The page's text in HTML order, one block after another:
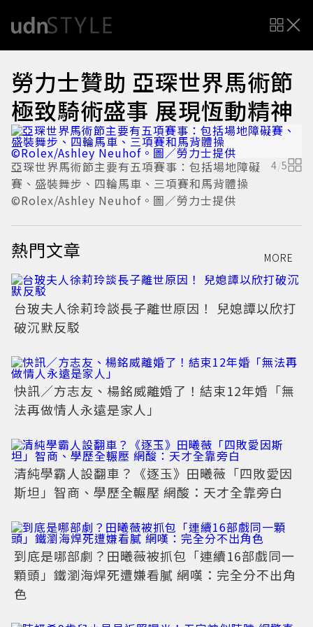
勞力士贊助 亞琛世界馬術節
極致騎術盛事 展現恆動精神
亞琛世界馬術節主要有五項賽事：包括場地障礙
賽、盛裝舞步、四輪馬車、三項賽和馬背體操
©Rolex/Ashley Neuhof。圖／勞力士提供
4/5
熱門文章 MORE
台玻夫人徐莉玲談長子離世原因！ 兒媳譚以欣打
破沉默反駁
快訊／方志友、楊銘威離婚了！結束12年婚「無
法再做情人永遠是家人」
清純學霸人設翻車？《逐玉》田曦薇「四敗愛因
斯坦」智商、學歷全輾壓 網酸：天才全靠旁白
到底是哪部劇？田曦薇被抓包「連續16部戲同一
顆頭」鐵瀏海焊死遭嫌看膩 網嘆：完全分不出角
色